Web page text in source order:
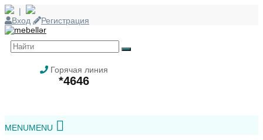
|
Skip
to
content
Вход Регистрация
Горячая линия
*4646
to
MENUMENU